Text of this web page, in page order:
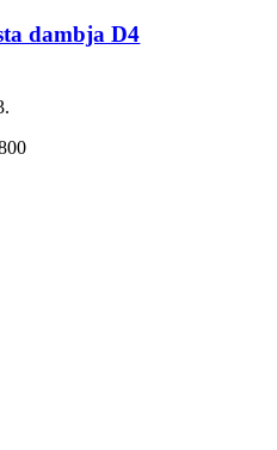
dambja D4
.